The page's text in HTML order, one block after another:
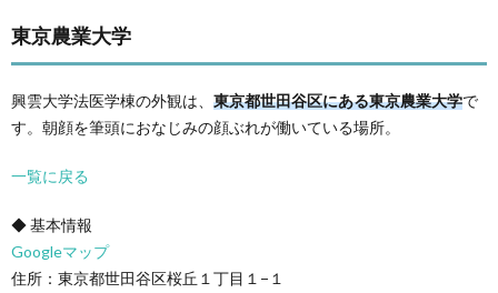
東京農業大学
興雲大学法医学棟の外観は、 東京都世田谷区にある東京農業大学で
す。朝顔を筆頭におなじみの顔ぶれが働いている場所。
一覧に戻る
◆ 基本情報
Googleマップ
住所：東京都世田谷区桜丘１丁目１−１